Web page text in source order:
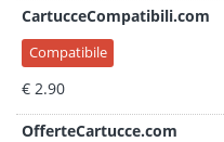
CartucceCompatibili.com
Compatibile
€ 2.90
OfferteCartucce.com